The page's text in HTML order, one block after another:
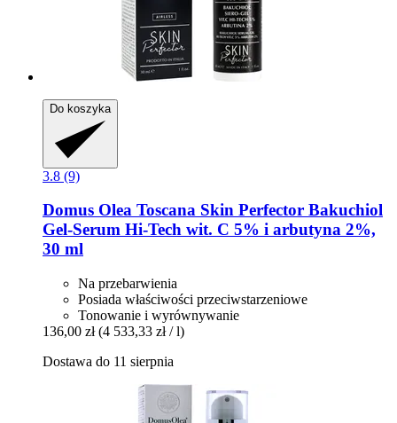
Do koszyka
3.8 (9)
Domus Olea Toscana Skin Perfector Bakuchiol
Gel-​Serum Hi-​Tech wit. C 5% i arbutyna 2%,
30 ml
Na przebarwienia
Posiada właściwości przeciwstarzeniowe
Tonowanie i wyrównywanie
136,00 zł (4 533,33 zł / l)
Dostawa do 11 sierpnia